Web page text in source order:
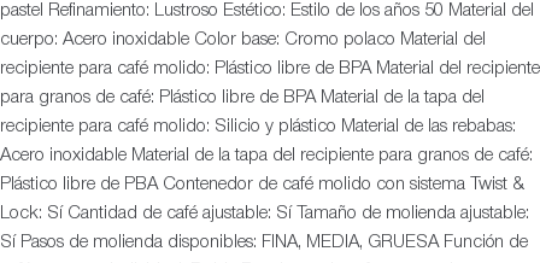
pastel Refinamiento: Lustroso Estético: Estilo de los años 50 Material del
cuerpo: Acero inoxidable Color base: Cromo polaco Material del
recipiente para café molido: Plástico libre de BPA Material del recipiente
para granos de café: Plástico libre de BPA Material de la tapa del
recipiente para café molido: Silicio y plástico Material de las rebabas:
Acero inoxidable Material de la tapa del recipiente para granos de café:
Plástico libre de PBA Contenedor de café molido con sistema Twist &
Lock: Sí Cantidad de café ajustable: Sí Tamaño de molienda ajustable:
Sí Pasos de molienda disponibles: FINA, MEDIA, GRUESA Función de